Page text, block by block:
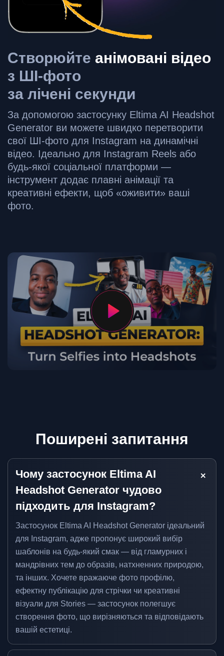
Створюйте анімовані відео
з ШІ-фото
за лічені секунди
За допомогою застосунку Eltima AI Headshot
Generator ви можете швидко перетворити
свої ШІ-фото для Instagram на динамічні
відео. Ідеально для Instagram Reels або
будь-якої соціальної платформи —
інструмент додає плавні анімації та
креативні ефекти, щоб «оживити» ваші
фото.
Поширені запитання
Чому застосунок Eltima AI
Headshot Generator чудово
підходить для Instagram?
Застосунок Eltima AI Headshot Generator ідеальний
для Instagram, адже пропонує широкий вибір
шаблонів на будь-який смак — від гламурних і
мандрівних тем до образів, натхненних природою,
та інших. Хочете вражаюче фото профілю,
ефектну публікацію для стрічки чи креативні
візуали для Stories — застосунок полегшує
створення фото, що вирізняються та відповідають
вашій естетиці.